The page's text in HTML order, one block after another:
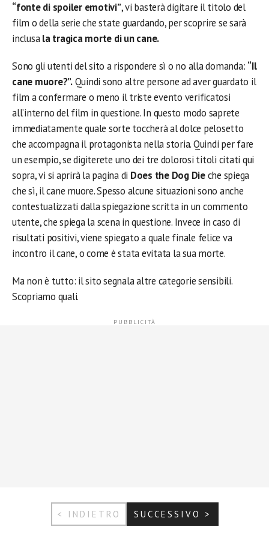
“fonte di spoiler emotivi”, vi basterà digitare il titolo del
film o della serie che state guardando, per scoprire se sarà
inclusala tragica morte di un cane.
Sono gli utenti del sito a rispondere sì o no alla domanda: “Il
cane muore?”.Quindi sono altre persone ad aver guardato il
film a confermare o meno il triste evento verificatosi
all’interno del film in questione. In questo modo saprete
immediatamente quale sorte toccherà al dolce pelosetto
che accompagna il protagonista nella storia. Quindi per fare
un esempio, se digiterete uno dei tre dolorosi titoli citati qui
sopra, vi si aprirà la pagina di Does the Dog Dieche spiega
che sì, il cane muore. Spesso alcune situazioni sono anche
contestualizzati dalla spiegazione scritta in un commento
utente, che spiega la scena in questione. Invece in caso di
risultati positivi, viene spiegato a quale finale felice va
incontro il cane, o come è stata evitata la sua morte.
Ma non è tutto: il sito segnala altre categorie sensibili.
Scopriamo quali.
< INDIETRO SUCCESSIVO >